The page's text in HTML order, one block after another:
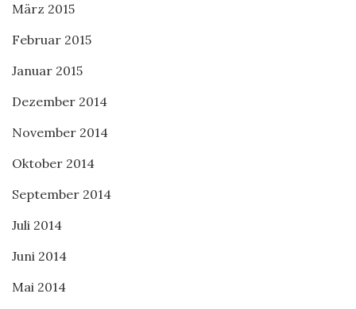
März 2015
Februar 2015
Januar 2015
Dezember 2014
November 2014
Oktober 2014
September 2014
Juli 2014
Juni 2014
Mai 2014